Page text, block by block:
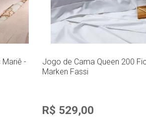
Mariê -
Jogo de Cama Queen 200
Marken Fassi
R$ 529,00